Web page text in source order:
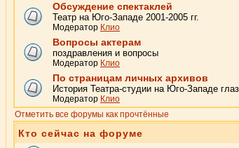
Обсуждение спектаклей
Театр на Юго-Западе 2001-2005 гг.
Модератор Клио
Вопросы актерам
поздравления и вопросы
Модератор Клио
По страницам личных архивов
История Театра-студии на Юго-Западе
Модератор Клио
Отметить все форумы как прочтённые
Кто сейчас на форуме